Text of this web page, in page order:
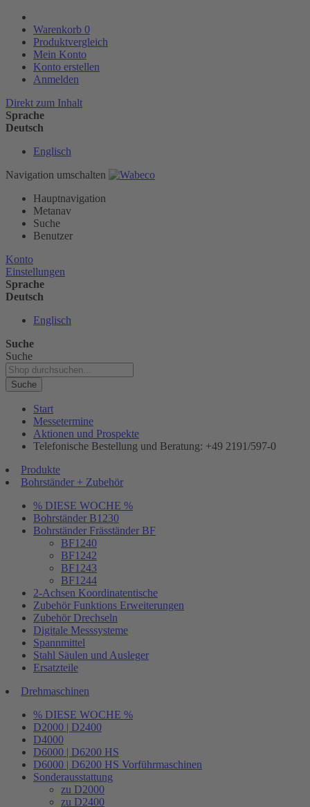
Warenkorb 0
Produktvergleich
Mein Konto
Konto erstellen
Anmelden
Direkt zum Inhalt
Sprache
Deutsch
Englisch
Navigation umschalten
Hauptnavigation
Metanav
Suche
Benutzer
Konto
Einstellungen
Sprache
Deutsch
Englisch
Suche
Suche
Suche
Start
Messetermine
Aktionen und Prospekte
Telefonische Bestellung und Beratung: +49 2191/597-0
Produkte
Bohrständer + Zubehör
% DIESE WOCHE %
Bohrständer B1230
Bohrständer Fräsständer BF
BF1240
BF1242
BF1243
BF1244
2-Achsen Koordinatentische
Zubehör Funktions Erweiterungen
Zubehör Drechseln
Digitale Messsysteme
Spannmittel
Stahl Säulen und Ausleger
Ersatzteile
Drehmaschinen
% DIESE WOCHE %
D2000 | D2400
D4000
D6000 | D6200 HS
D6000 | D6200 HS Vorführmaschinen
Sonderausstattung
zu D2000
zu D2400